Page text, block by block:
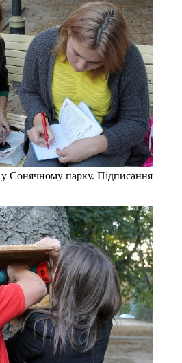
у Сонячному парку. Підписання